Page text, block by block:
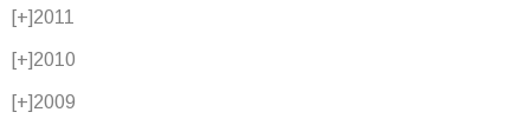
[+]2011
[+]2010
[+]2009